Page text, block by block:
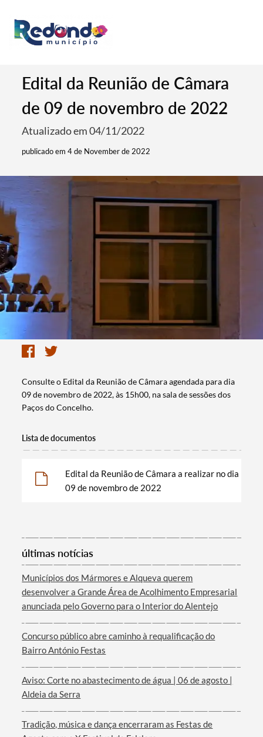
Termo de Pesquisa
Categorias gerais
Edital da Reunião de Câmara
de 09 de novembro de 2022
Atualizado em 04/11/2022
publicado em 4 de November de 2022
Consulte o Edital da Reunião de Câmara agendada para dia
09 de novembro de 2022, às 15h00, na sala de sessões dos
Paços do Concelho.
Lista de documentos
Edital da Reunião de Câmara a realizar no dia
09 de novembro de 2022
últimas notícias
Municípios dos Mármores e Alqueva querem
desenvolver a Grande Área de Acolhimento Empresarial
anunciada pelo Governo para o Interior do Alentejo
Concurso público abre caminho à requalificação do
Bairro António Festas
Aviso: Corte no abastecimento de água | 06 de agosto |
Aldeia da Serra
Tradição, música e dança encerraram as Festas de